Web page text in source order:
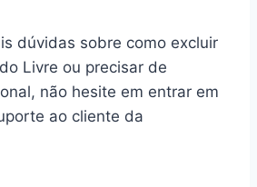
dúvidas sobre como excluir
Livre ou precisar de
não hesite em entrar em
ao cliente da